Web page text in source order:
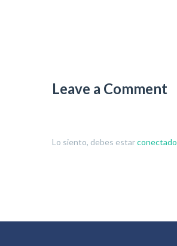
Leave a Comment
Lo siento, debes estarconectado